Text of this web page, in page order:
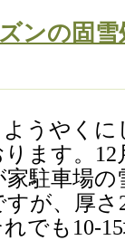
ンの固
うやくに
ます。
駐車場
が、厚さ
れでも10-